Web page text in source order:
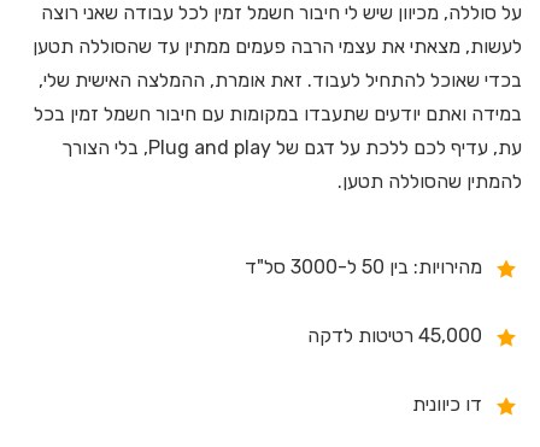
על סוללה, מכיוון שיש לי חיבור חשמל זמין לכל עבודה שאני רוצה
לעשות, מצאתי את עצמי הרבה פעמים ממתין עד שהסוללה תטען
בכדי שאוכל להתחיל לעבוד. זאת אומרת, ההמלצה האישית שלי,
במידה ואתם יודעים שתעבדו במקומות עם חיבור חשמל זמין בכל
עת, עדיף לכם ללכת על דגם של Plug and play, בלי הצורך
להמתין שהסוללה תטען.
מהירויות: בין 50 ל-3000 סל"ד
45,000 רטיטות לדקה
דו כיוונית